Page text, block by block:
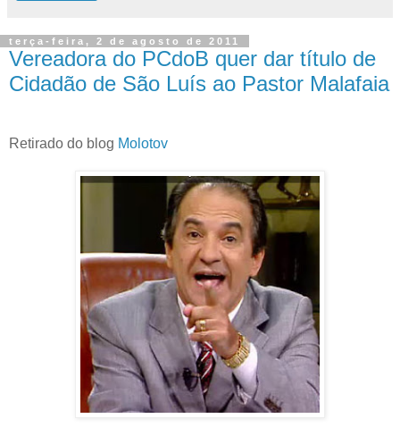
terça-feira, 2 de agosto de 2011
Vereadora do PCdoB quer dar título de
Cidadão de São Luís ao Pastor Malafaia
Retirado do blog Molotov